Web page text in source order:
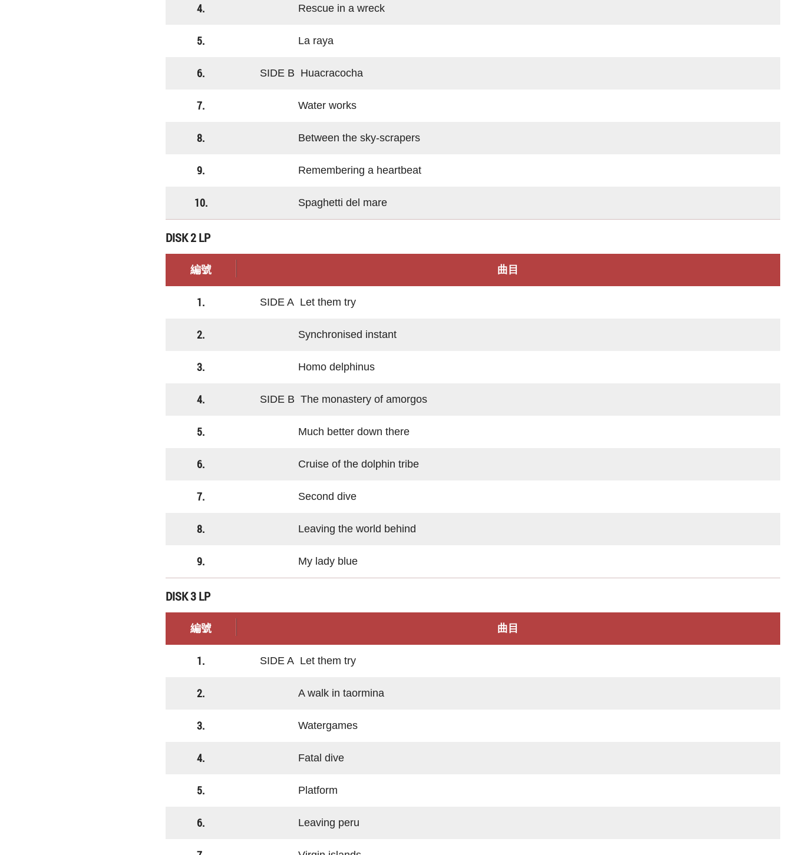
4. Rescue in a wreck
5. La raya
6. SIDE B Huacracocha
7. Water works
8. Between the sky-scrapers
9. Remembering a heartbeat
10. Spaghetti del mare
DISK 2 LP
編號 曲目
1. SIDE A Let them try
2. Synchronised instant
3. Homo delphinus
4. SIDE B The monastery of amorgos
5. Much better down there
6. Cruise of the dolphin tribe
7. Second dive
8. Leaving the world behind
9. My lady blue
DISK 3 LP
編號 曲目
1. SIDE A Let them try
2. A walk in taormina
3. Watergames
4. Fatal dive
5. Platform
6. Leaving peru